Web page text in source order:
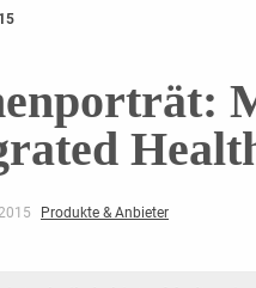
Produkte & Anbieter